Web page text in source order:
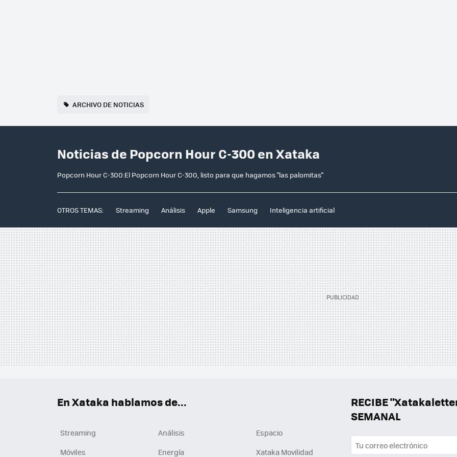
ARCHIVO DE NOTICIAS
Noticias de Popcorn Hour C-300 en Xataka
Popcorn Hour C-300:El Popcorn Hour C-300, listo para que hagamos "las palomitas"
OTROS TEMAS: Streaming Análisis Apple Samsung Inteligencia artificial
RECIBE
SEMANAL
En Xataka hablamos de...
Streaming Análisis
Espacio
Móviles
Energía Xataka Movilidad